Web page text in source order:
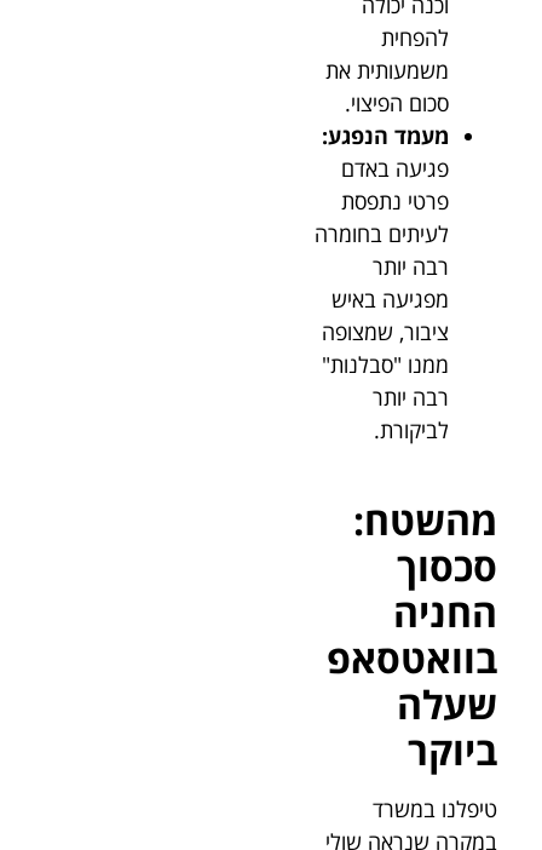
להפחית
משמעותית את
סכום הפיצוי.
מעמד הנפגע:
פגיעה באדם
פרטי נתפסת
לעיתים בחומרה
רבה יותר
מפגיעה באיש
ציבור, שמצופה
ממנו "סבלנות"
רבה יותר
לביקורת.
מהשטח:
סכסוך
החניה
בוואטסאפ
שעלה
ביוקר
טיפלנו במשרד
במקרה שנראה שולי